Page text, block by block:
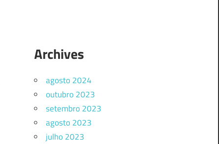
Archives
agosto 2024
outubro 2023
setembro 2023
agosto 2023
julho 2023